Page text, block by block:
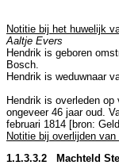
Notitie bij het huwelijk
Aaltje Evers
Hendrik is geboren
Bosch.
Hendrik is weduwnaar
Hendrik is overleden
ongeveer 46 jaar oud.
februari 1814 [bron:
Notitie bij overlijden van
1.1.3.3.2 Machteld